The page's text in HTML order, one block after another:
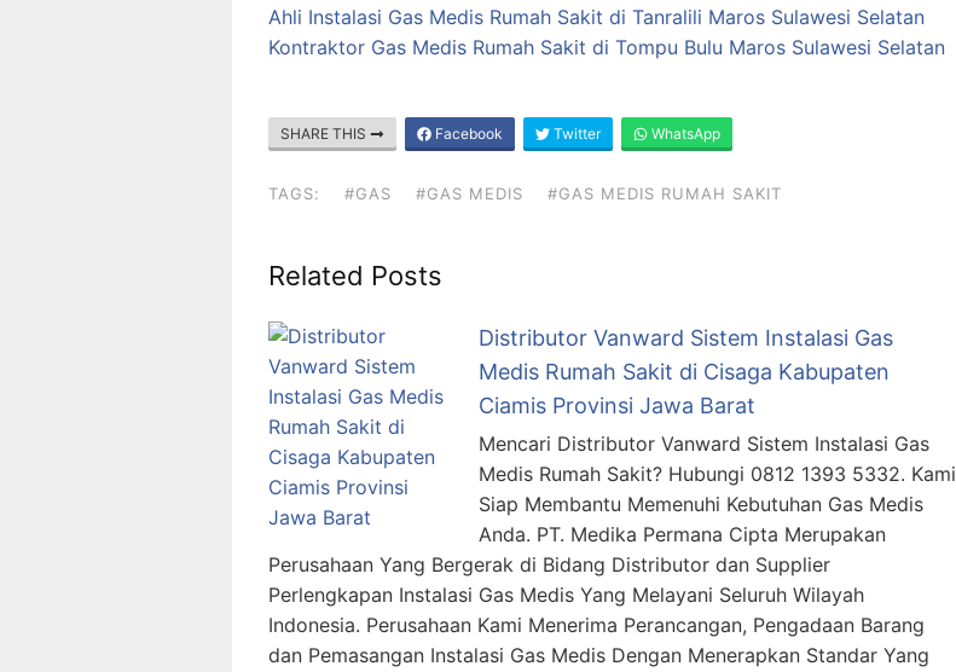
Ahli Instalasi Gas Medis Rumah Sakit di Tanralili Maros Sulawesi Selatan
Kontraktor Gas Medis Rumah Sakit di Tompu Bulu Maros Sulawesi Selatan
SHARE THIS Facebook Twitter WhatsApp
TAGS: #GAS #GAS MEDIS #GAS MEDIS RUMAH SAKIT
Related Posts
Distributor Vanward Sistem Instalasi Gas
Medis Rumah Sakit di Cisaga Kabupaten
Ciamis Provinsi Jawa Barat
Mencari Distributor Vanward Sistem Instalasi Gas
Medis Rumah Sakit? Hubungi 0812 1393 5332. Kami
Siap Membantu Memenuhi Kebutuhan Gas Medis
Anda. PT. Medika Permana Cipta Merupakan
Perusahaan Yang Bergerak di Bidang Distributor dan Supplier
Perlengkapan Instalasi Gas Medis Yang Melayani Seluruh Wilayah
Indonesia. Perusahaan Kami Menerima Perancangan, Pengadaan Barang
dan Pemasangan Instalasi Gas Medis Dengan Menerapkan Standar Yang